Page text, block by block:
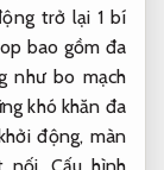
trở lại 1 bí
bao gồm đa
như bo mạch
khó khăn đa
động, màn